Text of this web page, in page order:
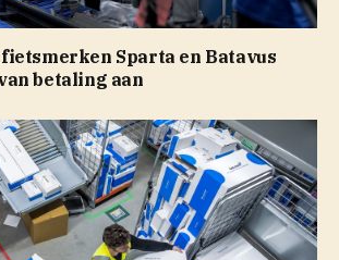
Sparta en Batavus
betaling aan